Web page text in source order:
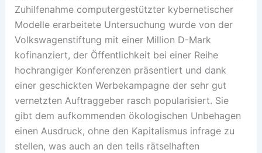
Zuhilfenahme computergestützter kybernetischer
Modelle erarbeitete Untersuchung wurde von der
Volkswagenstiftung mit einer Million D-Mark
kofinanziert, der Öffentlichkeit bei einer Reihe
hochrangiger Konferenzen präsentiert und dank
einer geschickten Werbekampagne der sehr gut
vernetzten Auftraggeber rasch popularisiert. Sie
gibt dem aufkommenden ökologischen Unbehagen
einen Ausdruck, ohne den Kapitalismus infrage zu
stellen, was auch an den teils rätselhaften